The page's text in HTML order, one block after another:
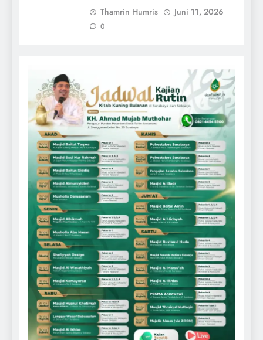
Thamrin Humris Juni 11, 2026
0